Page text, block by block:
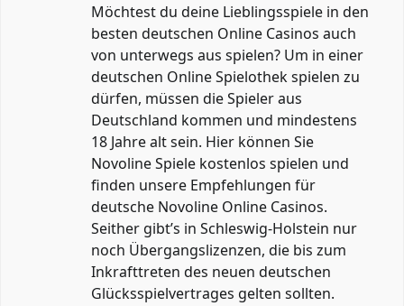
Möchtest du deine Lieblingsspiele in den
besten deutschen Online Casinos auch
von unterwegs aus spielen? Um in einer
deutschen Online Spielothek spielen zu
dürfen, müssen die Spieler aus
Deutschland kommen und mindestens
18 Jahre alt sein. Hier können Sie
Novoline Spiele kostenlos spielen und
finden unsere Empfehlungen für
deutsche Novoline Online Casinos.
Seither gibt’s in Schleswig-Holstein nur
noch Übergangslizenzen, die bis zum
Inkrafttreten des neuen deutschen
Glücksspielvertrages gelten sollten.